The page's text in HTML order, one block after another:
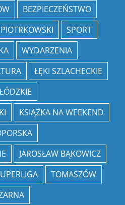
BEZPIECZEŃSTWO
SPORT
WYDARZENIA
ŁĘKI SZLACHECKIE
ŁÓDZKIE
KSIĄŻKA NA WEEKEND
JAROSŁAW BĄKOWICZ
TOMASZÓW